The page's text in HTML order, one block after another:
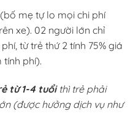
mẹ tự lo mọi chi phí
xe). 02 người lớn chỉ
từ trẻ thứ 2 tính 75% giá
tính phí).
từ 1-4 tuổithì trẻ phải
(được hưởng dịch vụ như